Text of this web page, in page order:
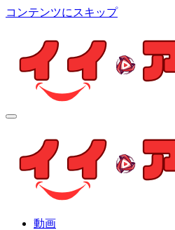
コンテンツにスキップ
個人制作アニメを中心とした動画
動画